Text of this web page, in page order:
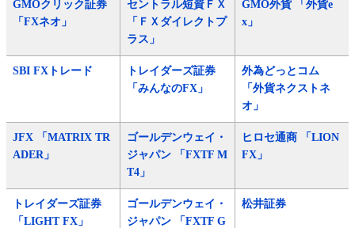
GMOクリック証券
「FXネオ」
セントラル短資ＦＸ
「ＦＸダイレクトプ
ラス」
GMO外貨 「外貨e
x」
SBI FXトレード
トレイダーズ証券
「みんなのFX」
外為どっとコム
「外貨ネクストネ
オ」
JFX 「MATRIX TR
ADER」
ゴールデンウェイ・
ジャパン 「FXTF M
T4」
ヒロセ通商 「LION
FX」
トレイダーズ証券
「LIGHT FX」
ゴールデンウェイ・
ジャパン 「FXTF G
松井証券